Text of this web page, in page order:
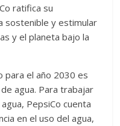
ratifica su
sostenible y estimular
y el planeta bajo la
para el año 2030 es
agua. Para trabajar
PepsiCo cuenta
en el uso del agua,